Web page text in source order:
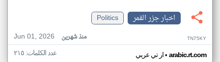
اخبار جزر القمر
Politics
Jun 01, 2026
منذ شهرين TN75KY
ار تي عربي• arabic.rt.com عدد الكلمات: ٢١٥